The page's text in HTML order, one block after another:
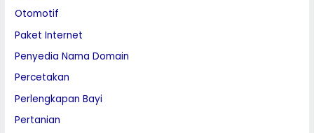
Otomotif
Paket Internet
Penyedia Nama Domain
Percetakan
Perlengkapan Bayi
Pertanian